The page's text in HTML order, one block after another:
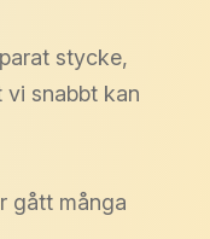
stycke,
vi snabbt kan
gått många